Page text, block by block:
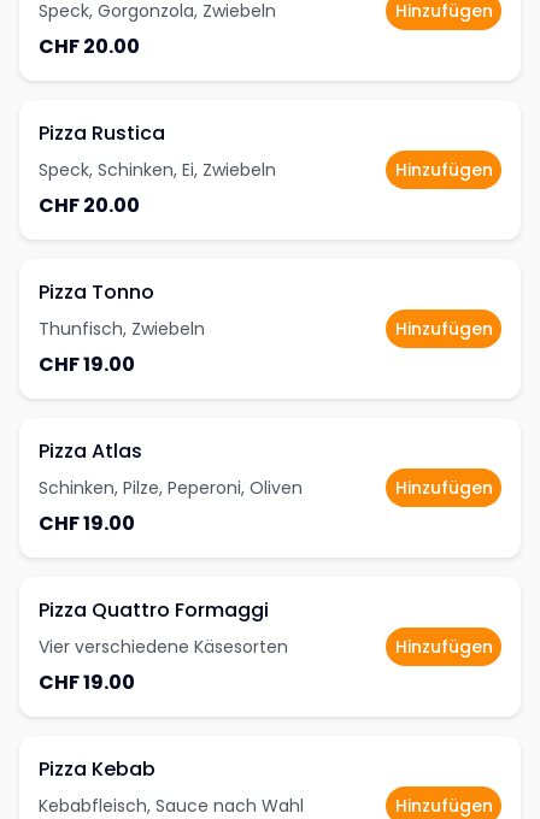
Speck, Gorgonzola, Zwiebeln
CHF 20.00
Hinzufügen
Pizza Rustica
Speck, Schinken, Ei, Zwiebeln
CHF 20.00
Hinzufügen
Pizza Tonno
Thunfisch, Zwiebeln
CHF 19.00
Hinzufügen
Pizza Atlas
Schinken, Pilze, Peperoni, Oliven
CHF 19.00
Hinzufügen
Pizza Quattro Formaggi
Vier verschiedene Käsesorten
CHF 19.00
Hinzufügen
Pizza Kebab
Kebabfleisch, Sauce nach Wahl Hinzufügen